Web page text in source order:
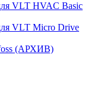
VLT HVAC Basic
VLT Micro Drive
(АРХИВ)